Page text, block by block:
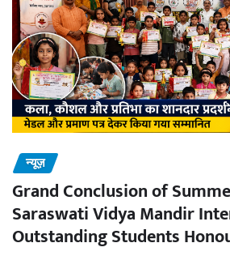
न्यूज़
Grand Conclusion of
Saraswati Vidya Mandir
Outstanding Students